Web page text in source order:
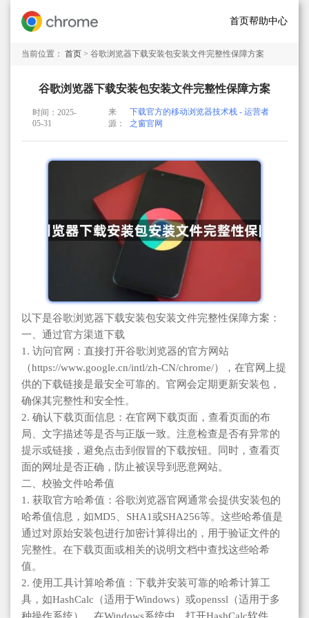
首页帮助中心
当前位置： 首页 > 谷歌浏览器下载安装包安装文件完整性保障方案
谷歌浏览器下载安装包安装文件完整性保障方案
时间：2025-
05-31
来
源：
下载官方的移动浏览器技术栈 - 运营者
之窗官网
以下是谷歌浏览器下载安装包安装文件完整性保障方案：
一、通过官方渠道下载
1. 访问官网：直接打开谷歌浏览器的官方网站
（https://www.google.cn/intl/zh-CN/chrome/），在官网上提
供的下载链接是最安全可靠的。官网会定期更新安装包，
确保其完整性和安全性。
2. 确认下载页面信息：在官网下载页面，查看页面的布
局、文字描述等是否与正版一致。注意检查是否有异常的
提示或链接，避免点击到假冒的下载按钮。同时，查看页
面的网址是否正确，防止被误导到恶意网站。
二、校验文件哈希值
1. 获取官方哈希值：谷歌浏览器官网通常会提供安装包的
哈希值信息，如MD5、SHA1或SHA256等。这些哈希值是
通过对原始安装包进行加密计算得出的，用于验证文件的
完整性。在下载页面或相关的说明文档中查找这些哈希
值。
2. 使用工具计算哈希值：下载并安装可靠的哈希计算工
具，如HashCalc（适用于Windows）或openssl（适用于多